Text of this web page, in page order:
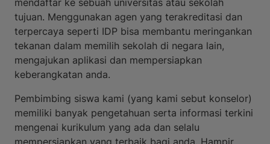
mendaftar ke sebuah universitas atau sekolah
tujuan. Menggunakan agen yang terakreditasi dan
terpercaya seperti IDP bisa membantu meringankan
tekanan dalam memilih sekolah di negara lain,
mengajukan aplikasi dan mempersiapkan
keberangkatan anda.
Pembimbing siswa kami (yang kami sebut konselor)
memiliki banyak pengetahuan serta informasi terkini
mengenai kurikulum yang ada dan selalu
mempersiapkan yang terbaik bagi anda. Hampir